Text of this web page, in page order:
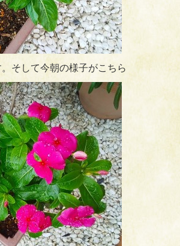
そして今朝の様子がこちら